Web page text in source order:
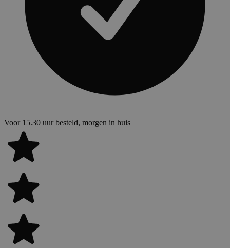
Voor 15.30 uur besteld, morgen in huis